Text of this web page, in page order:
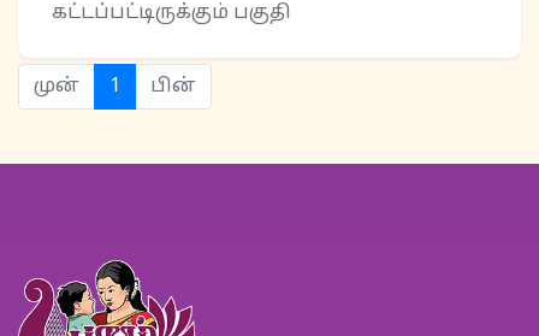
கட்டப்பட்டிருக்கும் பகுதி
முன் 1 (current)
பின்